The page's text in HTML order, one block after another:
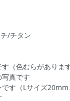
/チタン
（色むらがあります
真です
す（Lサイズ